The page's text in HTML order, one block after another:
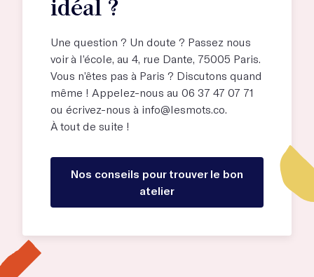
idéal ?
Une question ? Un doute ? Passez nous
voir à l’école, au 4, rue Dante, 75005 Paris.
Vous n’êtes pas à Paris ? Discutons quand
même ! Appelez-nous au 06 37 47 07 71
ou écrivez-nous à info@lesmots.co.
À tout de suite !
Nos conseils pour trouver le bon
atelier